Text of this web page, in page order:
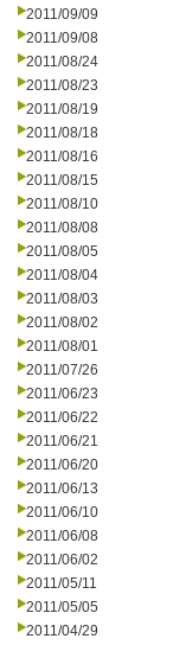
2011/09/09
2011/09/08
2011/08/24
2011/08/23
2011/08/19
2011/08/18
2011/08/16
2011/08/15
2011/08/10
2011/08/08
2011/08/05
2011/08/04
2011/08/03
2011/08/02
2011/08/01
2011/07/26
2011/06/23
2011/06/22
2011/06/21
2011/06/20
2011/06/13
2011/06/10
2011/06/08
2011/06/02
2011/05/11
2011/05/05
2011/04/29